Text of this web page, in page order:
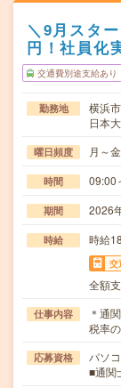
＼9月スタ
円！社員化
交通費別途支給あり
勤務地
横浜
日本
曜日頻度 月～
時間 09:00
期間 2026
時給 時給
交
全額
仕事内容
＊通
税率
応募資格
パソ
■通関